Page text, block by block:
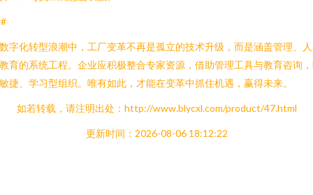
字化转型浪潮中，工厂变革不再是孤立的技术升级，而是涵盖管理、
育的系统工程。企业应积极整合专家资源，借助管理工具与教育咨询
捷、学习型组织。唯有如此，才能在变革中抓住机遇，赢得未来。
如若转载，请注明出处：http://www.blycxl.com/product/47.html
更新时间：2026-08-06 18:12:22